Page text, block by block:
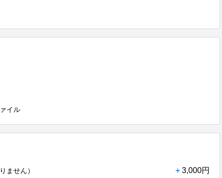
イル
ません） + 3,000円